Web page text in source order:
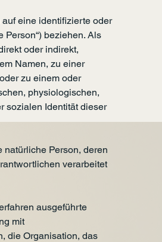
eine identifizierte oder
Person“) beziehen. Als
oder indirekt,
Namen, zu einer
zu einem oder
physiologischen,
sozialen Identität dieser
Person, deren
verarbeitet
ausgeführte
mit
die Organisation, das